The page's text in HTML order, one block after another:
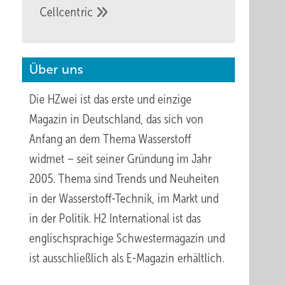
Cellcentric
Über uns
Die HZwei ist das erste und einzige
Magazin in Deutschland, das sich von
Anfang an dem Thema Wasserstoff
widmet – seit seiner Gründung im Jahr
2005. Thema sind Trends und Neuheiten
in der Wasserstoff-Technik, im Markt und
in der Politik. H2 International ist das
englischsprachige Schwestermagazin und
ist ausschließlich als E-Magazin erhältlich.